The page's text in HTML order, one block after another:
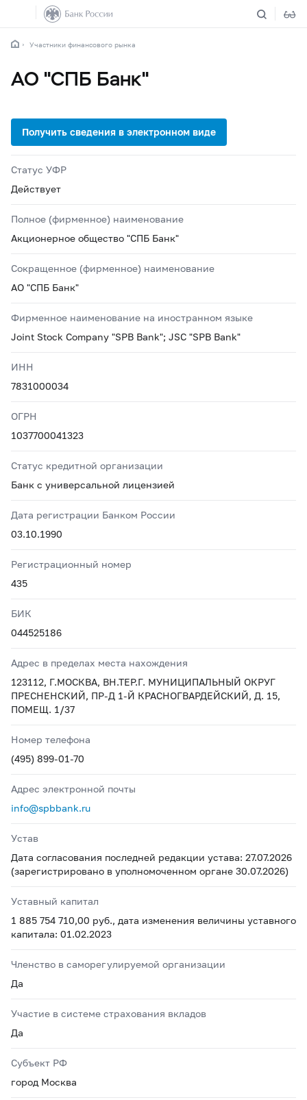
Участники финансового рынка
АО "СПБ Банк"
Статус УФР
Действует
Полное (фирменное) наименование
Акционерное общество "СПБ Банк"
Сокращенное (фирменное) наименование
АО "СПБ Банк"
Фирменное наименование на иностранном языке
Joint Stock Company "SPB Bank"; JSC "SPB Bank"
ИНН
7831000034
ОГРН
1037700041323
Статус кредитной организации
Банк с универсальной лицензией
Дата регистрации Банком России
03.10.1990
Регистрационный номер
435
БИК
044525186
Адрес в пределах места нахождения
123112, Г.МОСКВА, ВН.ТЕР.Г. МУНИЦИПАЛЬНЫЙ ОКРУГ
ПРЕСНЕНСКИЙ, ПР-Д 1-Й КРАСНОГВАРДЕЙСКИЙ, Д. 15,
ПОМЕЩ. 1/37
Номер телефона
(495) 899-01-70
Адрес электронной почты
info@spbbank.ru
Устав
Дата согласования последней редакции устава: 27.07.2026
(зарегистрировано в уполномоченном органе 30.07.2026)
Уставный капитал
1 885 754 710,00 руб., дата изменения величины уставного
капитала: 01.02.2023
Членство в саморегулируемой организации
Да
Участие в системе страхования вкладов
Да
Субъект РФ
город Москва